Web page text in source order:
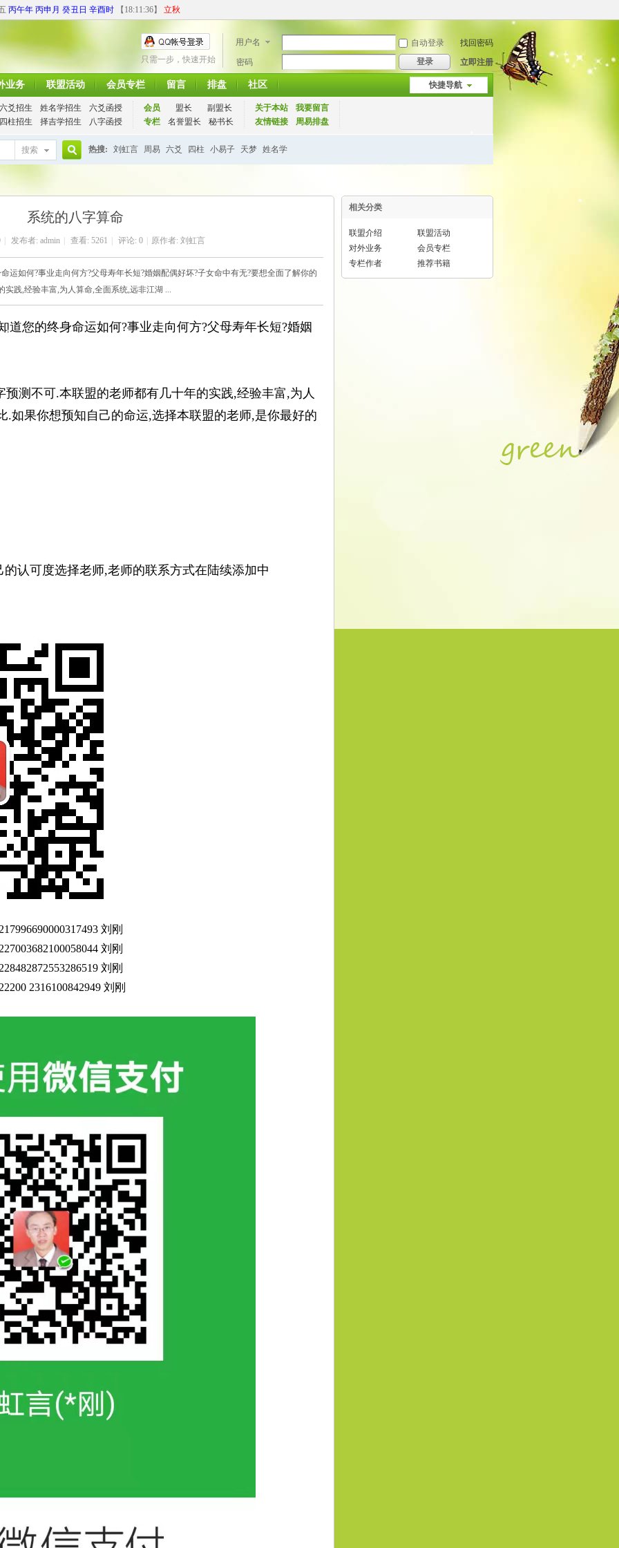
丙午年 丙申月 癸丑日 辛酉时 【 18:11:37】 立秋
用户名 自动登录
找回密码
密码
登录 立即注册
只需一步，快速开始
快捷导航
业务 联盟活动 会员专栏 留言 排盘 社区
六爻招生 姓名学招生
六爻函授
四柱招生
择吉学招生 八字函授
会员 盟长
副盟长
专栏
名誉盟长 秘书长
关于本站
我要留言
友情链接
周易排盘
搜索 热搜: 刘虹言 周易 六爻 四柱 小易子 天梦 姓名学
系统的八字算命
发布者: admin 查看: 5261 评论: 0 原作者: 刘虹言
运如何?事业走向何方?父母寿年长短?婚姻配偶好坏?子女命中有无?要想全面了解你的
践,经验丰富,为人算命,全面系统,远非江湖 ...
您的终身命运如何?事业走向何方?父母寿年长短?婚姻
测不可.本联盟的老师都有几十年的实践,经验丰富,为人
.如果你想预知自己的命运,选择本联盟的老师,是你最好的
认可度选择老师,老师的联系方式在陆续添加中
刘刚
刘刚
刘刚
2316100842949 刘刚
相关分类
联盟介绍
联盟活动
对外业务
会员专栏
专栏作者
推荐书籍